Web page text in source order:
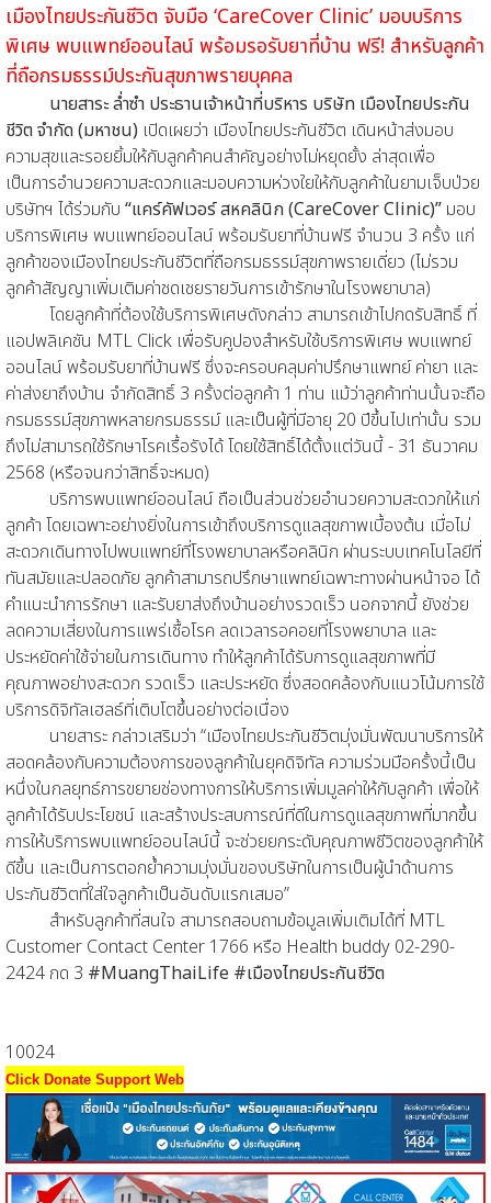
เมืองไทยประกันชีวิต จับมือ ‘CareCover Clinic’ มอบบริการ
พิเศษ พบแพทย์ออนไลน์ พร้อมรอรับยาที่บ้าน ฟรี! สำหรับลูกค้า
ที่ถือกรมธรรม์ประกันสุขภาพรายบุคคล
นายสาระ ล่ำซำ ประธานเจ้าหน้าที่บริหาร บริษัท เมืองไทยประกัน
ชีวิต จำกัด (มหาชน) เปิดเผยว่า เมืองไทยประกันชีวิต เดินหน้าส่งมอบ
ความสุขและรอยยิ้มให้กับลูกค้าคนสำคัญอย่างไม่หยุดยั้ง ล่าสุดเพื่อ
เป็นการอำนวยความสะดวกและมอบความห่วงใยให้กับลูกค้าในยามเจ็บป่วย
บริษัทฯ ได้ร่วมกับ “แคร์คัฟเวอร์ สหคลินิก (CareCover Clinic)” มอบ
บริการพิเศษ พบแพทย์ออนไลน์ พร้อมรับยาที่บ้านฟรี จำนวน 3 ครั้ง แก่
ลูกค้าของเมืองไทยประกันชีวิตที่ถือกรมธรรม์สุขภาพรายเดี่ยว (ไม่รวม
ลูกค้าสัญญาเพิ่มเติมค่าชดเชยรายวันการเข้ารักษาในโรงพยาบาล)
โดยลูกค้าที่ต้องใช้บริการพิเศษดังกล่าว สามารถเข้าไปกดรับสิทธิ์ ที่
แอปพลิเคชัน MTL Click เพื่อรับคูปองสำหรับใช้บริการพิเศษ พบแพทย์
ออนไลน์ พร้อมรับยาที่บ้านฟรี ซึ่งจะครอบคลุมค่าปรึกษาแพทย์ ค่ายา และ
ค่าส่งยาถึงบ้าน จำกัดสิทธิ์ 3 ครั้งต่อลูกค้า 1 ท่าน แม้ว่าลูกค้าท่านนั้นจะถือ
กรมธรรม์สุขภาพหลายกรมธรรม์ และเป็นผู้ที่มีอายุ 20 ปีขึ้นไปเท่านั้น รวม
ถึงไม่สามารถใช้รักษาโรคเรื้อรังได้ โดยใช้สิทธิ์ได้ตั้งแต่วันนี้ - 31 ธันวาคม
2568 (หรือจนกว่าสิทธิ์จะหมด)
บริการพบแพทย์ออนไลน์ ถือเป็นส่วนช่วยอำนวยความสะดวกให้แก่
ลูกค้า โดยเฉพาะอย่างยิ่งในการเข้าถึงบริการดูแลสุขภาพเบื้องต้น เมื่อไม่
สะดวกเดินทางไปพบแพทย์ที่โรงพยาบาลหรือคลินิก ผ่านระบบเทคโนโลยีที่
ทันสมัยและปลอดภัย ลูกค้าสามารถปรึกษาแพทย์เฉพาะทางผ่านหน้าจอ ได้
คำแนะนำการรักษา และรับยาส่งถึงบ้านอย่างรวดเร็ว นอกจากนี้ ยังช่วย
ลดความเสี่ยงในการแพร่เชื้อโรค ลดเวลารอคอยที่โรงพยาบาล และ
ประหยัดค่าใช้จ่ายในการเดินทาง ทำให้ลูกค้าได้รับการดูแลสุขภาพที่มี
คุณภาพอย่างสะดวก รวดเร็ว และประหยัด ซึ่งสอดคล้องกับแนวโน้มการใช้
บริการดิจิทัลเฮลธ์ที่เติบโตขึ้นอย่างต่อเนื่อง
นายสาระ กล่าวเสริมว่า “เมืองไทยประกันชีวิตมุ่งมั่นพัฒนาบริการให้
สอดคล้องกับความต้องการของลูกค้าในยุคดิจิทัล ความร่วมมือครั้งนี้เป็น
หนึ่งในกลยุทธ์การขยายช่องทางการให้บริการเพิ่มมูลค่าให้กับลูกค้า เพื่อให้
ลูกค้าได้รับประโยชน์ และสร้างประสบการณ์ที่ดีในการดูแลสุขภาพที่มากขึ้น
การให้บริการพบแพทย์ออนไลน์นี้ จะช่วยยกระดับคุณภาพชีวิตของลูกค้าให้
ดีขึ้น และเป็นการตอกย้ำความมุ่งมั่นของบริษัทในการเป็นผู้นำด้านการ
ประกันชีวิตที่ใส่ใจลูกค้าเป็นอันดับแรกเสมอ”
สำหรับลูกค้าที่สนใจ สามารถสอบถามข้อมูลเพิ่มเติมได้ที่ MTL
Customer Contact Center 1766 หรือ Health buddy 02-290-
2424 กด 3 #MuangThaiLife #เมืองไทยประกันชีวิต
10024
Click Donate Support Web